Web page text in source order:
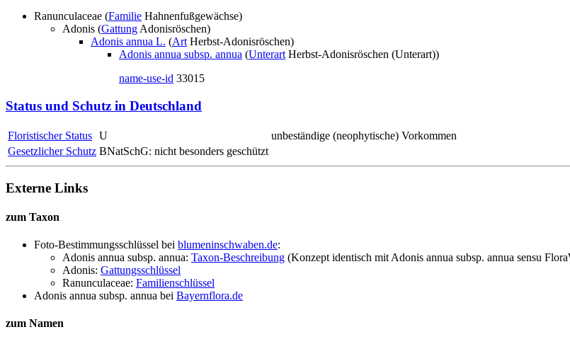
Ranunculaceae (Familie Hahnenfußgewächse)
Adonis (GattungAdonisröschen)
Adonis annua L. (ArtHerbst-Adonisröschen)
Adonis annua subsp. annua (UnterartHerbst-Adonisröschen (Unterart))
name-use-id 33015
Status und Schutz in Deutschland
Floristischer Status U
unbeständige (neophytische) Vorkommen
Gesetzlicher Schutz BNatSchG: nicht besonders geschützt
Externe Links
zum Taxon
Foto-Bestimmungsschlüssel bei blumeninschwaben.de:
Adonis annua subsp. annua: Taxon-Beschreibung (Konzept identisch mit Adonis annua subsp. annua sensu
Adonis: Gattungsschlüssel
Ranunculaceae: Familienschlüssel
Adonis annua subsp. annua bei Bayernflora.de
zum Namen